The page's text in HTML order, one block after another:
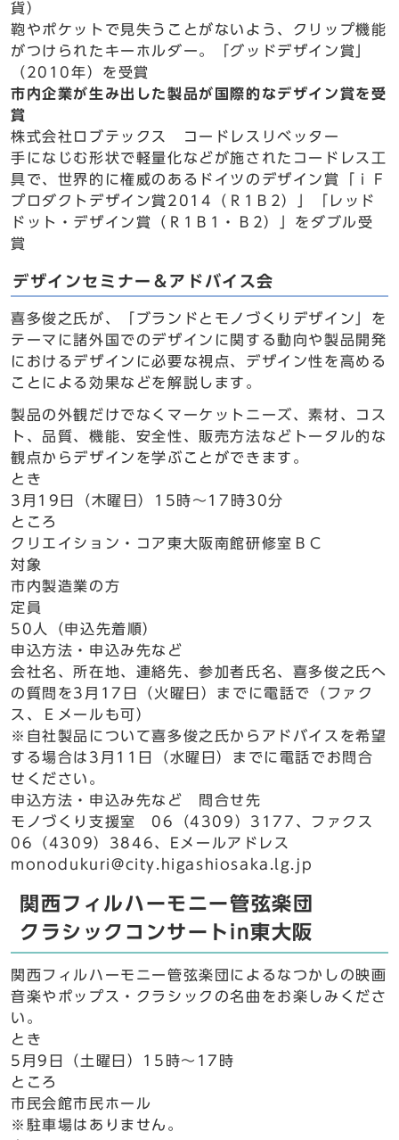
貨）
鞄やポケットで見失うことがないよう、クリップ機能
がつけられたキーホルダー。「グッドデザイン賞」
（2010年）を受賞
市内企業が生み出した製品が国際的なデザイン賞を受
賞
株式会社ロブテックス コードレスリベッター
手になじむ形状で軽量化などが施されたコードレス工
具で、世界的に権威のあるドイツのデザイン賞「ｉＦ
プロダクトデザイン賞2014（Ｒ1Ｂ2）」「レッド
ドット・デザイン賞（Ｒ1Ｂ1・Ｂ2）」をダブル受
賞
デザインセミナー＆アドバイス会
喜多俊之氏が、「ブランドとモノづくりデザイン」を
テーマに諸外国でのデザインに関する動向や製品開発
におけるデザインに必要な視点、デザイン性を高める
ことによる効果などを解説します。
製品の外観だけでなくマーケットニーズ、素材、コス
ト、品質、機能、安全性、販売方法などトータル的な
観点からデザインを学ぶことができます。
とき
3月19日（木曜日）15時～17時30分
ところ
クリエイション・コア東大阪南館研修室ＢＣ
対象
市内製造業の方
定員
50人（申込先着順）
申込方法・申込み先など
会社名、所在地、連絡先、参加者氏名、喜多俊之氏へ
の質問を3月17日（火曜日）までに電話で（ファク
ス、Ｅメールも可）
※自社製品について喜多俊之氏からアドバイスを希望
する場合は3月11日（水曜日）までに電話でお問合
せください。
申込方法・申込み先など 問合せ先
モノづくり支援室 06（4309）3177、ファクス
06（4309）3846、Eメールアドレス
monodukuri@city.higashiosaka.lg.jp
関西フィルハーモニー管弦楽団
クラシックコンサートin東大阪
関西フィルハーモニー管弦楽団によるなつかしの映画
音楽やポップス・クラシックの名曲をお楽しみくださ
い。
とき
5月9日（土曜日）15時～17時
ところ
市民会館市民ホール
※駐車場はありません。